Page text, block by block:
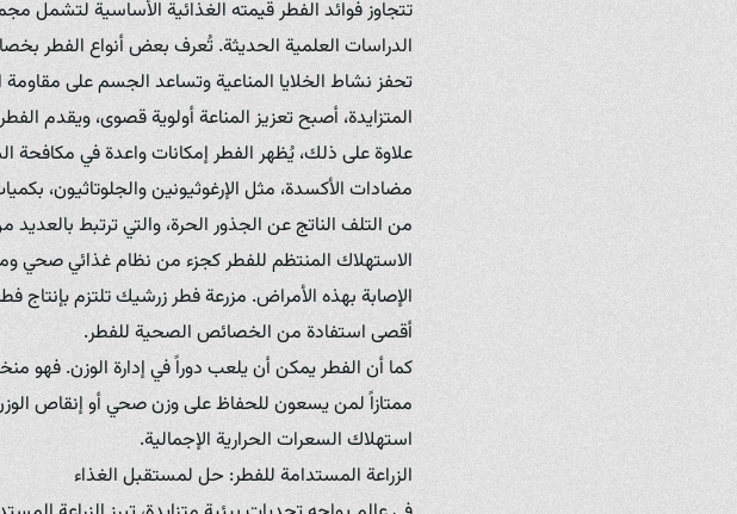
تتجاوز فوائد الفطر قيمته الغذائية الأساسية
الدراسات العلمية الحديثة. تُعرف بعض أنواع الفطر
تحفز نشاط الخلايا المناعية وتساعد الجسم على
المتزايدة، أصبح تعزيز المناعة أولوية قصوى، ويقدم
علاوة على ذلك، يُظهر الفطر إمكانات واعدة في مكافحة
مضادات الأكسدة، مثل الإرغوثيونين والجلوتاثيون،
من التلف الناتج عن الجذور الحرة، والتي ترتبط
الاستهلاك المنتظم للفطر كجزء من نظام غذائي صحي
الإصابة بهذه الأمراض. مزرعة فطر زرشيك تلتزم
أقصى استفادة من الخصائص الصحية للفطر.
كما أن الفطر يمكن أن يلعب دوراً في إدارة الوزن. فهو
ممتازاً لمن يسعون للحفاظ على وزن صحي أو إنقاص
استهلاك السعرات الحرارية الإجمالية.
الزراعة المستدامة للفطر: حل لمستقبل الغذاء